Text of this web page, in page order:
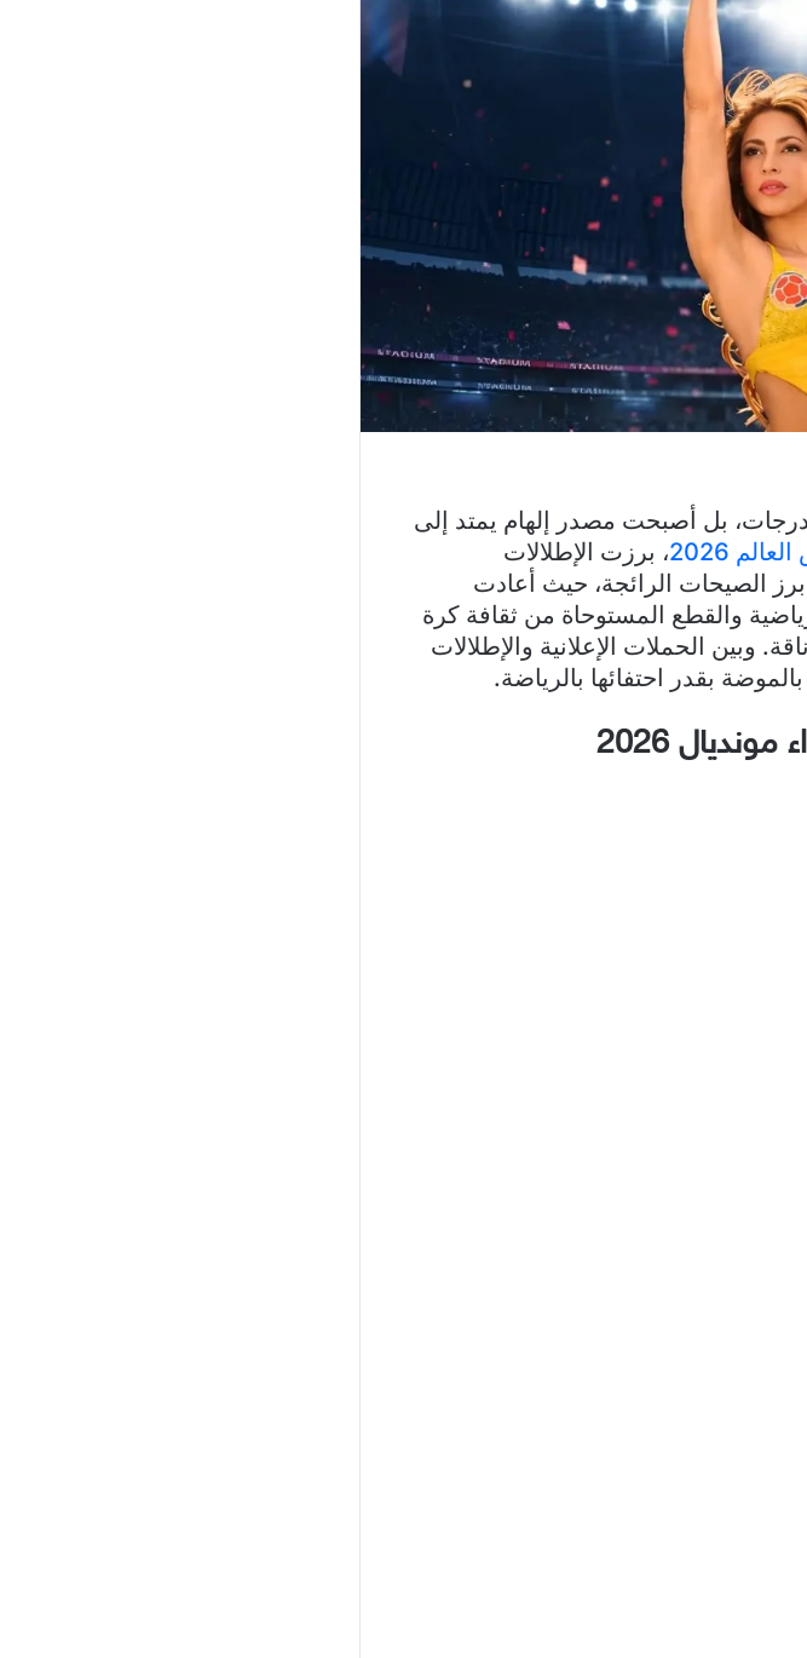
بل أصبحت مصدر إلهام يمتد إلى
2026
، برزت الإطلالات
الصيحات الرائجة، حيث أعادت
والقطع المستوحاة من ثقافة كرة
وبين الحملات الإعلانية والإطلالات
بقدر احتفائها بالرياضة.
2026